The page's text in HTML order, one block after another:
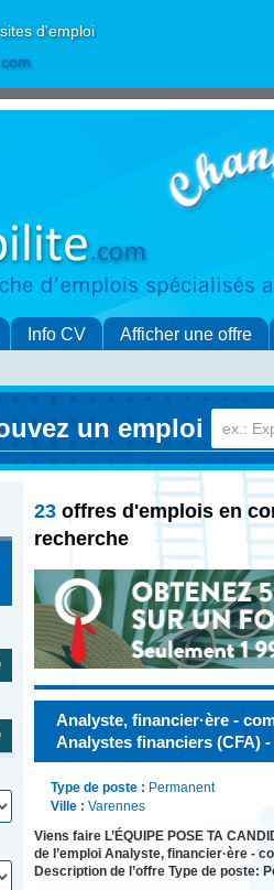
d'emploi
Info CV Afficher une offre
un emploi
23 offres d'emplois en
recherche
Analyste, financier·ère -
Analystes financiers (CFA)
Type de poste : Permanent
Ville : Varennes
Viens faire L’ÉQUIPE POSE TA
de l’emploi Analyste, financier·ère -
Description de l’offre Type de poste: